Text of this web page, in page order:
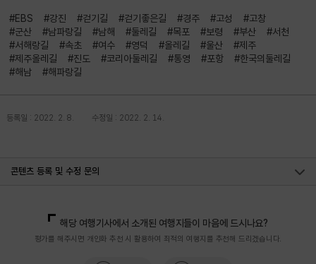
#EBS #강진 #걷기길 #걷기좋은길 #경주 #고성
#고창
#군산
#남파랑길 #남해 #둘레길 #목포 #보령 #부산
#서천
#서해랑길
#속초 #여수 #영덕 #올레길 #울산
#제주
#제주올레길
#진도 #코리아둘레길 #통영 #포항
#한국의둘레길
#해남
#해파랑길
등록일 : 2022. 2. 8. 수정일 : 2022. 2. 14.
콘텐츠 등록 및 수정 문의
해당 여행기사에서 소개된 여행지들이 마음에 드시나요?
평가를 해주시면 개인화 추천 시 활용하여 최적의 여행지를 추천해 드리겠습니다.